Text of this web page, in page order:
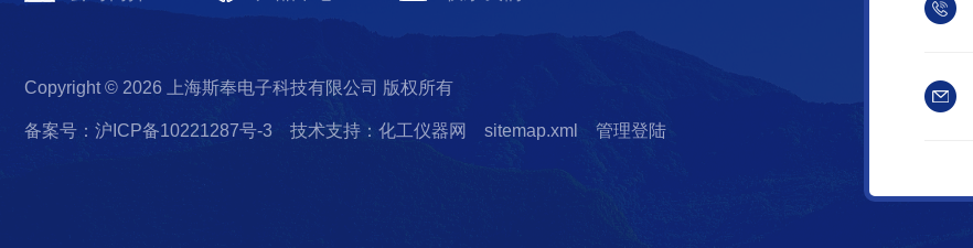
Copyright © 2026 上海斯奉电子科技有限公司 版权所有
备案号：沪ICP备10221287号-3 技术支持：化工仪器网 sitemap.xml 管理登陆